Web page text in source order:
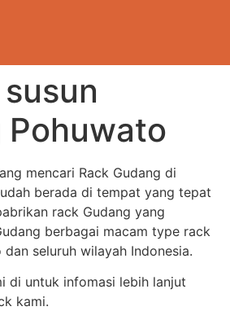
mencari Rack Gudang di
berada di tempat yang tepat
rack Gudang yang
berbagai macam type rack
seluruh wilayah Indonesia.
di untuk infomasi lebih lanjut
kami.